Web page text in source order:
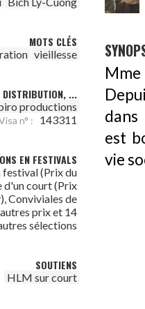
MOTS CLÉS
vieillesse
DISTRIBUTION, ...
productions
n° : 143311
EN FESTIVALS
festival (Prix du
d'un court (Prix
Conviviales de
prix et 14
sélections
SOUTIENS
HLM sur court
Mme
dans
est
vie